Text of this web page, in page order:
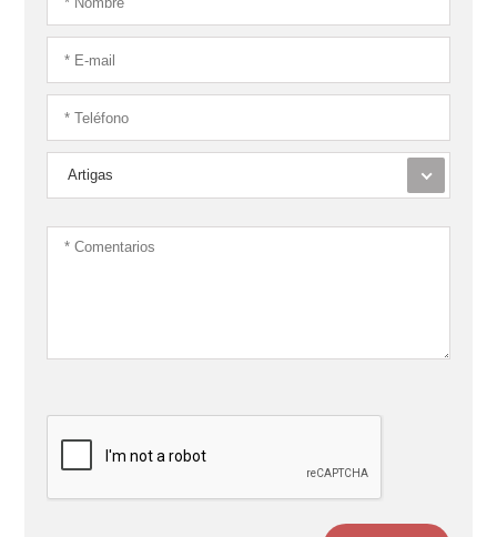
Artigas